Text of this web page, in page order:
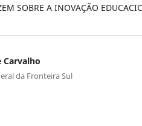
SOBRE A INOVAÇÃO
Carvalho
da Fronteira Sul